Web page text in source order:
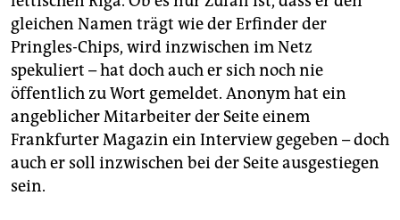
gleichen Namen trägt wie der Erfinder der
Pringles-Chips, wird inzwischen im Netz
spekuliert – hat doch auch er sich noch nie
öffentlich zu Wort gemeldet. Anonym hat ein
angeblicher Mitarbeiter der Seite einem
Frankfurter Magazin ein Interview gegeben – doch
auch er soll inzwischen bei der Seite ausgestiegen
sein.